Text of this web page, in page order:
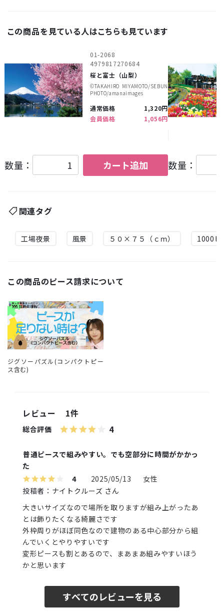
この商品を見ている人はこちらも見ています
01-2068
4979817270684
桜と富士（山梨）
©︎TAKAHIRO MIYAMOTO/SEBUN
PHOTO/amanaimages
通常価格
1,320円
会員価格
1,056円
数量： カート追加 数量：
関連タグ
工場夜景 風景 ５０×７５（ｃｍ） 1000ピ
この商品のピース請求について
ジグソーパズル(コンパクトピー
ス含む)
レビュー 1件
総合評価 4
普通ピースで組みやすい。でも空部分に時間がかかっ
た
4
2025/05/13
女性
投稿者：ナイトクルーズ さん
大きいサイズなので場所を取りますが組み上がったあ
とは飾りたくなる綺麗さです
外枠周りがほぼ同色なので建物のある中心部分から組
んでいくとやりやすいです
変形ピースも割とあるので、まあまあ組みやすいほう
かと思います
すべてのレビューを見る